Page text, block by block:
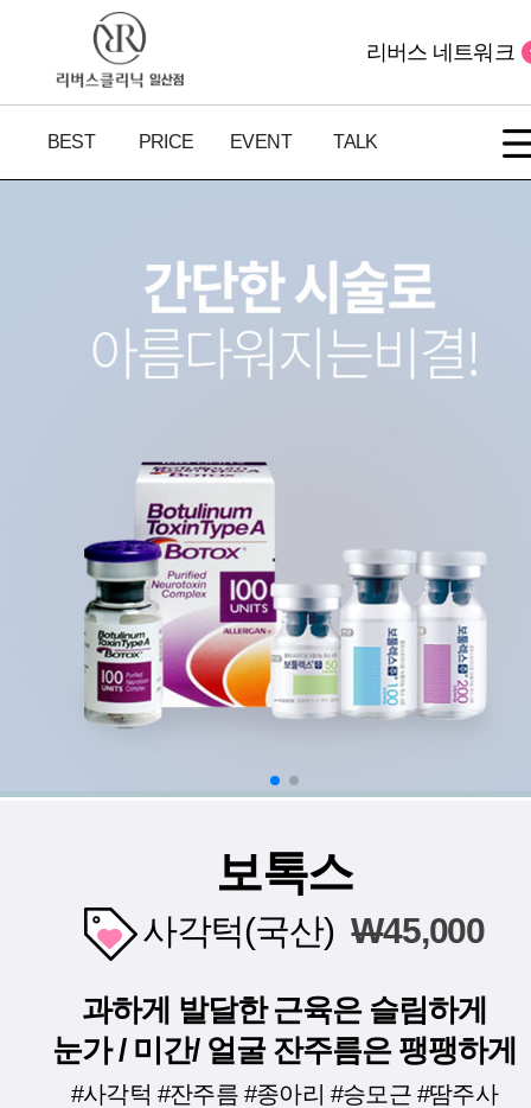
BEST PRICE EVENT TALK
리버스 네트워크
보톡스
사각턱(국산) W45,000
과하게 발달한 근육은 슬림하게
눈가 / 미간/ 얼굴 잔주름은 팽팽하게
#사각턱 #잔주름 #종아리 #승모근 #땀주사